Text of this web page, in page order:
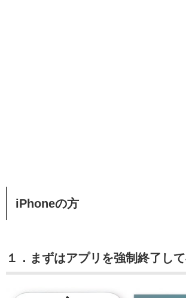
iPhoneの方
１．まずはアプリを強制終了し